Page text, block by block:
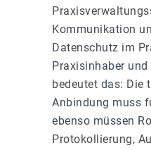
Kommunikation
Datenschutz im
Praxisinhaber
bedeutet das: Die
Anbindung muss
ebenso müssen
Protokollierung,